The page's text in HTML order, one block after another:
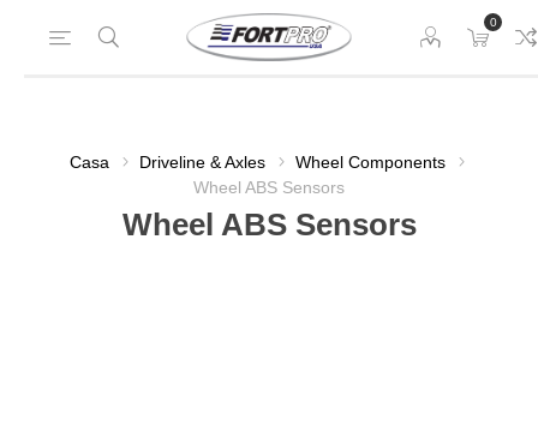
0
Casa Driveline & Axles
Wheel Components
Wheel ABS Sensors
Wheel ABS Sensors